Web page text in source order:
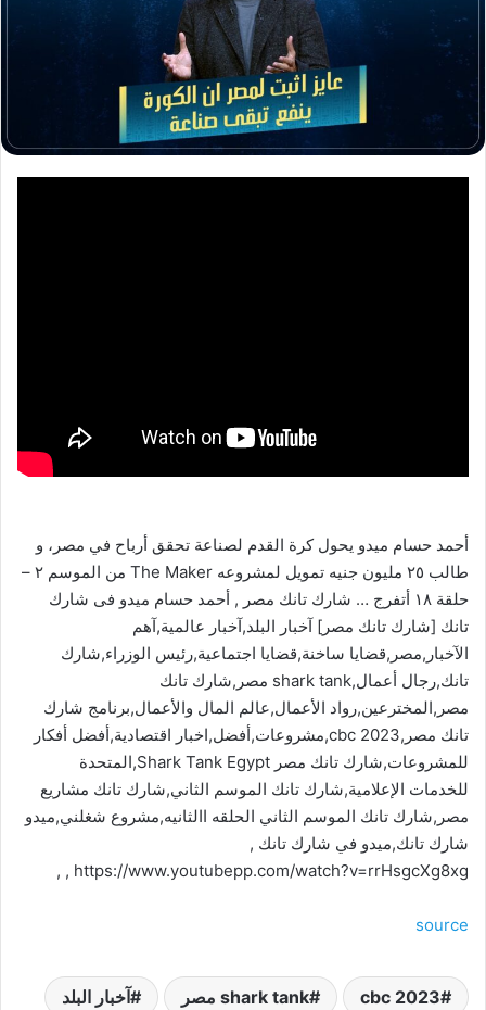
أحمد حسام ميدو يحول كرة القدم لصناعة تحقق أرباح في مصر، و
طالب ٢٥ مليون جنيه تمويل لمشروعه The Maker من الموسم ٢ –
حلقة ١٨ أتفرج … شارك تانك مصر , أحمد حسام ميدو فى شارك
تانك [شارك تانك مصر] آخبار البلد,آخبار عالمية,آهم
الآخبار,مصر,قضايا ساخنة,قضايا اجتماعية,رئيس الوزراء,شارك
تانك,رجال أعمال,shark tank مصر,شارك تانك
مصر,المخترعين,رواد الأعمال,عالم المال والأعمال,برنامج شارك
تانك مصر,cbc 2023,مشروعات,أفضل,اخبار اقتصادية,أفضل أفكار
للمشروعات,شارك تانك مصر Shark Tank Egypt,المتحدة
للخدمات الإعلامية,شارك تانك الموسم الثاني,شارك تانك مشاريع
مصر,شارك تانك الموسم الثاني الحلقه االثانيه,مشروع شغلني,‎ميدو
شارك تانك,‎ميدو في شارك تانك ,
https://www.youtubepp.com/watch?v=rrHsgcXg8xg , ,
source
cbc 2023 shark tank مصر آخبار البلد